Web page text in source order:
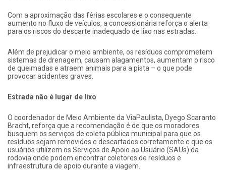
Com a aproximação das férias escolares e o consequente
aumento no fluxo de veículos, a concessionária reforça o alerta
para os riscos do descarte inadequado de lixo nas estradas.
Além de prejudicar o meio ambiente, os resíduos comprometem
sistemas de drenagem, causam alagamentos, aumentam o risco
de queimadas e atraem animais para a pista – o que pode
provocar acidentes graves.
Estrada não é lugar de lixo
O coordenador de Meio Ambiente da ViaPaulista, Dyego Scaranto
Bracht, reforça que a recomendação é de que os moradores
busquem os serviços de coleta pública municipal para que os
resíduos sejam removidos e descartados corretamente e que os
usuários utilizem os Serviços de Apoio ao Usuário (SAUs) da
rodovia onde podem encontrar coletores de resíduos e
infraestrutura de apoio durante a viagem.